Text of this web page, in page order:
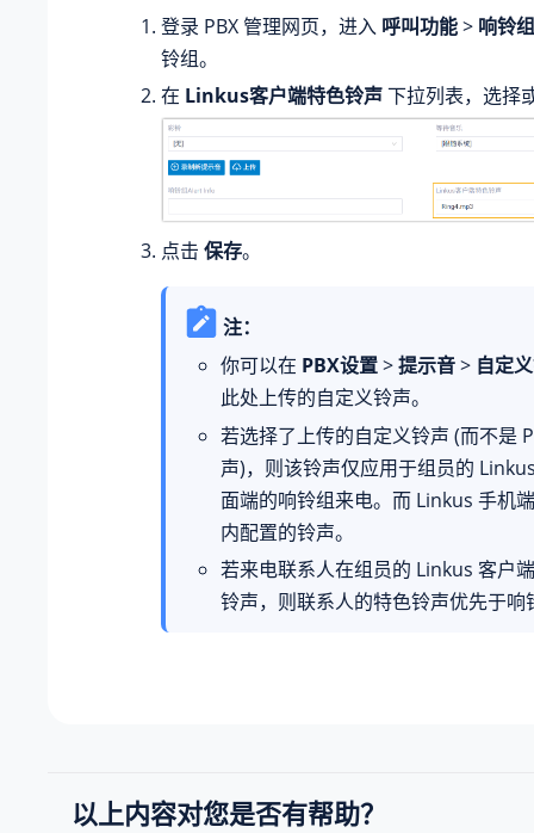
登录 PBX 管理网页，进入 呼叫功能> 响铃组
铃组。
在 Linkus客户端特色铃声下拉列表，选择
点击 保存。
注：
你可以在 PBX设置>提示音> 自定
此处上传的自定义铃声。
若选择了上传的自定义铃声 (而不是
声)，则该铃声仅应用于组员的
面端的响铃组来电。而 Linkus 手机
内配置的铃声。
若来电联系人在组员的 Linkus 客户
铃声，则联系人的特色铃声优先于响
以上内容对您是否有帮助？